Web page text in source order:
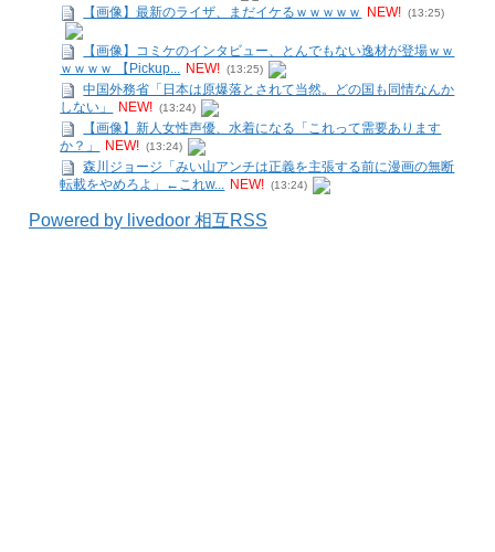
【画像】最新のライザ、まだイケるｗｗｗｗｗ NEW! (13:25)
【画像】コミケのインタビュー、とんでもない逸材が登場ｗｗ
ｗｗｗｗ 【Pickup... NEW! (13:25)
中国外務省「日本は原爆落とされて当然。どの国も同情なんか
しない」
NEW! (13:24)
【画像】新人女性声優、水着になる「これって需要あります
か？」
NEW! (13:24)
森川ジョージ「みい山アンチは正義を主張する前に漫画の無断
転載をやめろよ」←これw... NEW! (13:24)
Powered by livedoor 相互RSS